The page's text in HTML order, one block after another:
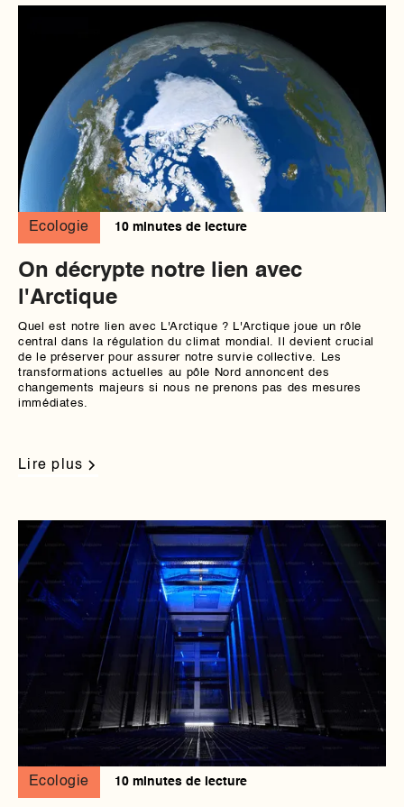
Ecologie 10 minutes de lecture
On décrypte notre lien avec
l'Arctique
Quel est notre lien avec L'Arctique ? L'Arctique joue un rôle
central dans la régulation du climat mondial. Il devient crucial
de le préserver pour assurer notre survie collective. Les
transformations actuelles au pôle Nord annoncent des
changements majeurs si nous ne prenons pas des mesures
immédiates.
Lire plus
Ecologie 10 minutes de lecture